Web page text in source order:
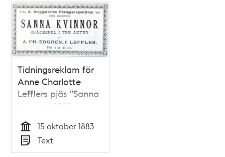
Tidningsreklam för
Anne Charlotte
Lefflers pjäs "Sanna
kvinnor" 1883
Tid
15 oktober 1883
Typ
Text